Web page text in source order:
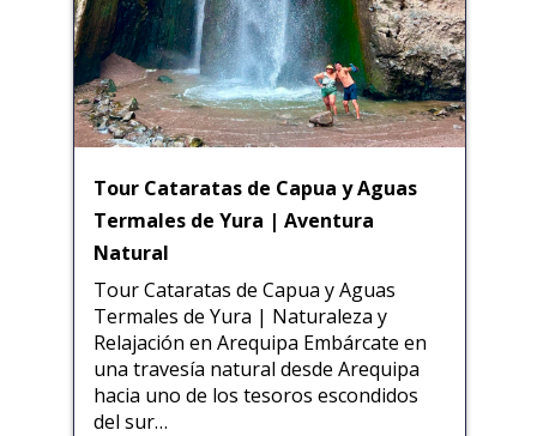
Tour Cataratas de Capua y Aguas
Termales de Yura | Aventura
Natural
Tour Cataratas de Capua y Aguas
Termales de Yura | Naturaleza y
Relajación en Arequipa Embárcate en
una travesía natural desde Arequipa
hacia uno de los tesoros escondidos
del sur…